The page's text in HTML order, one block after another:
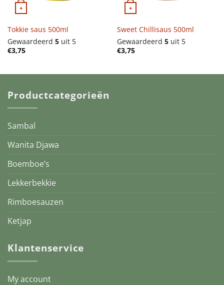
+
Tokkie saus 500ml
Gewaardeerd 5uit 5
€3,75
+
Sweet Chillisaus 500ml
Gewaardeerd 5uit 5
€3,75
Productcategorieën
Sambal
Wanita Djawa
Boemboe’s
Lekkerbekkie
Rimboesauzen
Ketjap
Klantenservice
My account